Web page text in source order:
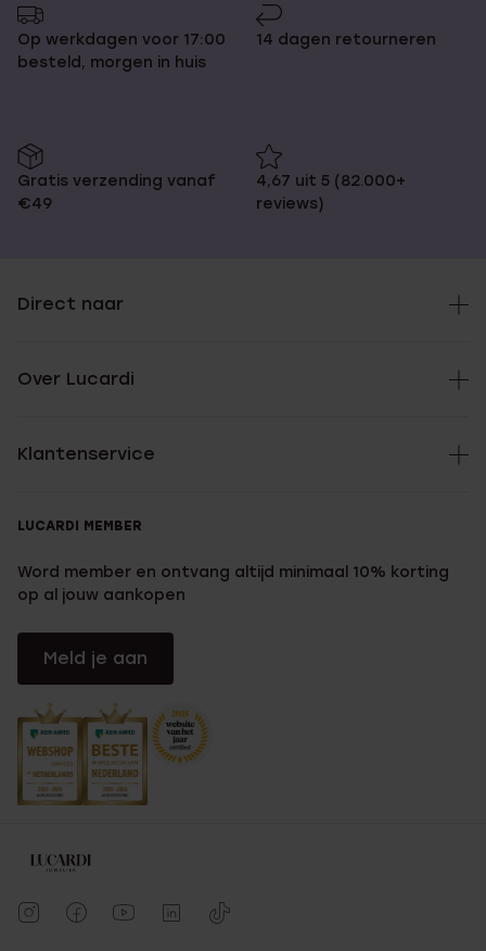
Op werkdagen voor 17:00
besteld, morgen in huis
14 dagen retourneren
Gratis verzending vanaf
€49
4,67 uit 5 (82.000+
reviews)
Direct naar
Over Lucardi
Klantenservice
LUCARDI MEMBER
Word member en ontvang altijd minimaal 10% korting
op al jouw aankopen
Meld je aan